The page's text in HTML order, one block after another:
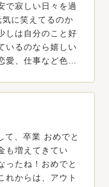
で寂しい日々を過
に笑えてるのか
しは自分のこと好
いるのなら嬉しい
愛、仕事など色…
て、卒業 おめでと
も増えてきてい
ったね！おめでと
れからは、アウト